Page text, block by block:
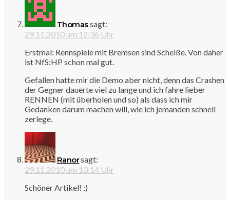
Thomassagt:
29.11.2010 um 12:36 Uhr
Erstmal: Rennspiele mit Bremsen sind Scheiße. Von daher
ist NfS:HP schon mal gut.
Gefallen hatte mir die Demo aber nicht, denn das Crashen
der Gegner dauerte viel zu lange und ich fahre lieber
RENNEN (mit überholen und so) als dass ich mir
Gedanken darum machen will, wie ich jemanden schnell
zerlege.
Ranorsagt:
29.11.2010 um 13:14 Uhr
Schöner Artikel! :)